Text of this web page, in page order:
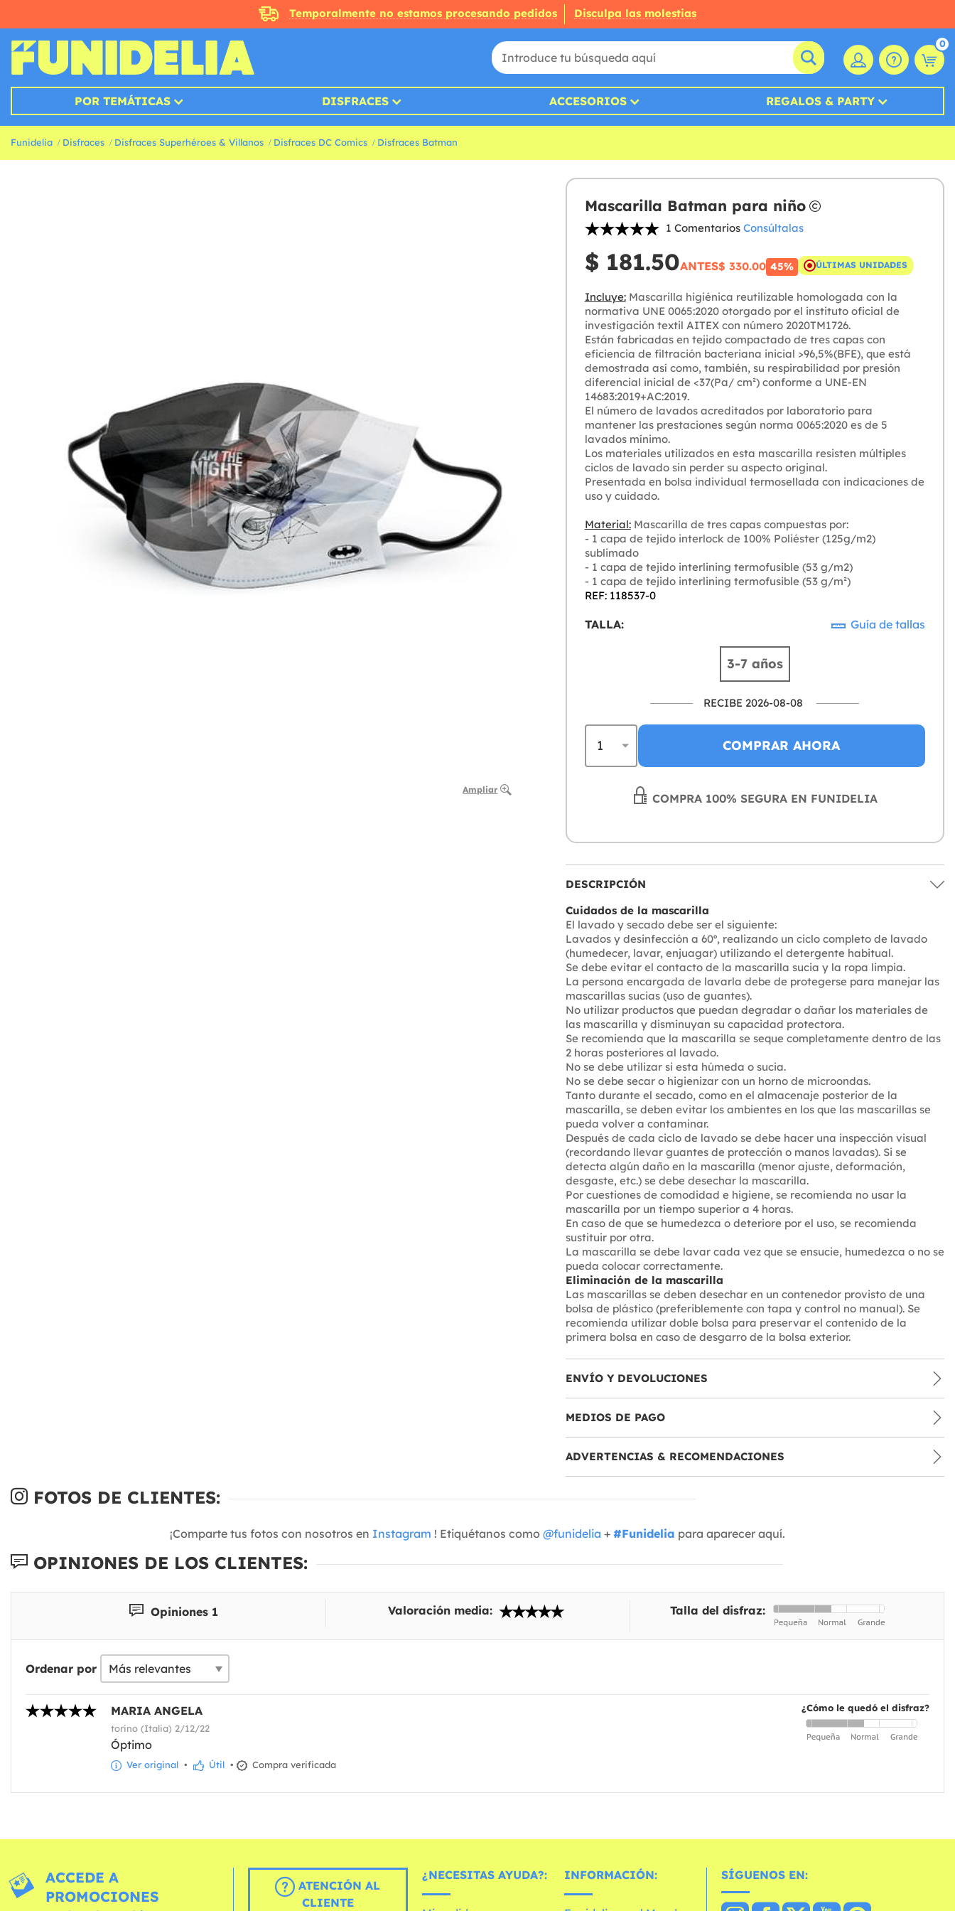
Temporalmente no estamos procesando pedidos Disculpa las molestias
0
POR TEMÁTICAS DISFRACES ACCESORIOS REGALOS & PARTY
Funidelia Disfraces Disfraces Superhéroes & Villanos Disfraces DC Comics Disfraces Batman
Ampliar
Mascarilla Batman para niño
1 Comentarios Consúltalas
$ 181.50ANTES$ 330.00 45% ÚLTIMAS UNIDADES
Incluye:Mascarilla higiénica reutilizable homologada con la
normativa UNE 0065:2020 otorgado por el instituto oficial de
investigación textil AITEX con número 2020TM1726.
Están fabricadas en tejido compactado de tres capas con
eficiencia de filtración bacteriana inicial >96,5%(BFE), que está
demostrada así como, también, su respirabilidad por presión
diferencial inicial de <37(Pa/ cm²) conforme a UNE-EN
14683:2019+AC:2019.
El número de lavados acreditados por laboratorio para
mantener las prestaciones según norma 0065:2020 es de 5
lavados mínimo.
Los materiales utilizados en esta mascarilla resisten múltiples
ciclos de lavado sin perder su aspecto original.
Presentada en bolsa individual termosellada con indicaciones de
uso y cuidado.
Material:Mascarilla de tres capas compuestas por:
- 1 capa de tejido interlock de 100% Poliéster (125g/m2)
sublimado
- 1 capa de tejido interlining termofusible (53 g/m2)
- 1 capa de tejido interlining termofusible (53 g/m²)
REF: 118537-0
TALLA: Guía de tallas
3-7 años
RECIBE 2026-08-08
COMPRAR AHORA
COMPRA 100% SEGURA EN FUNIDELIA
DESCRIPCIÓN
Cuidados de la mascarilla
El lavado y secado debe ser el siguiente:
Lavados y desinfección a 60º, realizando un ciclo completo de lavado
(humedecer, lavar, enjuagar) utilizando el detergente habitual.
Se debe evitar el contacto de la mascarilla sucia y la ropa limpia.
La persona encargada de lavarla debe de protegerse para manejar las
mascarillas sucias (uso de guantes).
No utilizar productos que puedan degradar o dañar los materiales de
las mascarilla y disminuyan su capacidad protectora.
Se recomienda que la mascarilla se seque completamente dentro de las
2 horas posteriores al lavado.
No se debe utilizar si esta húmeda o sucia.
No se debe secar o higienizar con un horno de microondas.
Tanto durante el secado, como en el almacenaje posterior de la
mascarilla, se deben evitar los ambientes en los que las mascarillas se
pueda volver a contaminar.
Después de cada ciclo de lavado se debe hacer una inspección visual
(recordando llevar guantes de protección o manos lavadas). Si se
detecta algún daño en la mascarilla (menor ajuste, deformación,
desgaste, etc.) se debe desechar la mascarilla.
Por cuestiones de comodidad e higiene, se recomienda no usar la
mascarilla por un tiempo superior a 4 horas.
En caso de que se humedezca o deteriore por el uso, se recomienda
sustituir por otra.
La mascarilla se debe lavar cada vez que se ensucie, humedezca o no se
pueda colocar correctamente.
Eliminación de la mascarilla
Las mascarillas se deben desechar en un contenedor provisto de una
bolsa de plástico (preferiblemente con tapa y control no manual). Se
recomienda utilizar doble bolsa para preservar el contenido de la
primera bolsa en caso de desgarro de la bolsa exterior.
ENVÍO Y DEVOLUCIONES
MEDIOS DE PAGO
ADVERTENCIAS & RECOMENDACIONES
FOTOS DE CLIENTES:
¡Comparte tus fotos con nosotros en Instagram ! Etiquétanos como @funidelia + #Funidelia para aparecer aquí.
OPINIONES DE LOS CLIENTES:
Opiniones 1 Valoración media: Talla del disfraz:
Ordenar por
¿Cómo le quedó el disfraz?
MARIA ANGELA
torino (Italia) 2/12/22
Óptimo
Ver original • Útil • Compra verificada
ACCEDE A
PROMOCIONES
ATENCIÓN AL
CLIENTE
¿NECESITAS AYUDA?: INFORMACIÓN: SÍGUENOS EN: